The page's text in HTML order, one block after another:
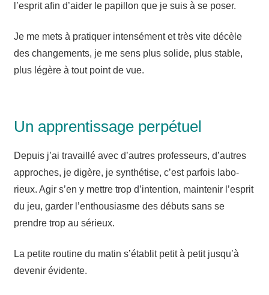
l’esprit afin d’aider le papillon que je suis à se poser.
Je me mets à pra­ti­quer inten­sé­ment et très vite décèle
des chan­ge­ments, je me sens plus solide, plus stable,
plus légère à tout point de vue.
Un apprentissage perpétuel
Depuis j’ai tra­vaillé avec d’autres pro­fes­seurs, d’autres
approches, je digère, je syn­thé­tise, c’est par­fois labo­
rieux. Agir s’en y mettre trop d’in­ten­tion, main­te­nir l’es­prit
du jeu, gar­der l’en­thou­siasme des débuts sans se
prendre trop au sérieux.
La petite rou­tine du matin s’é­ta­blit petit à petit jus­qu’à
deve­nir évidente.